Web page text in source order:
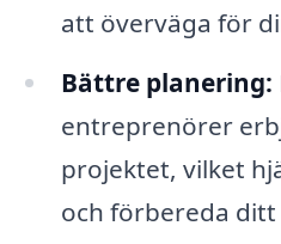
att överväga för
Bättre planering:
entreprenörer
projektet, vilket
och förbereda